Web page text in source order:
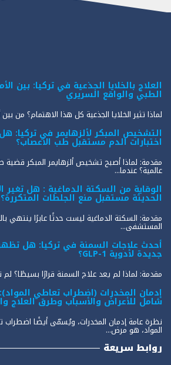
العلاج بالخلايا الجذعية في تركيا: بين
الطبي والواقع السريري
لماذا تثير الخلايا الجذعية كل هذا الاهتمام؟ من بين
التشخيص المبكر لألزهايمر في تركيا:
اختبارات الدم مستقبل طب الأعصاب؟
مقدمة: لماذا أصبح تشخيص ألزهايمر المبكر قضية
عالمية؟ عندما...
الوقاية من السكتة الدماغية : هل تغير
الحديثة مستقبل منع الجلطات المتكررة؟
مقدمة: السكتة الدماغية ليست حدثًا عابرًا ينتهي
المستشفى...
أحدث علاجات السمنة في تركيا: هل
جديدة لأدوية GLP-1؟
مقدمة: لماذا لم يعد علاج السمنة قرارًا بسيطًا؟ لم
إدمان المخدرات (اضطراب تعاطي
شامل للأعراض والأسباب وطرق العلاج
نظرة عامة إدمان المخدرات، ويُسمّى أيضًا
المواد، هو مرض...
روابط سريعة